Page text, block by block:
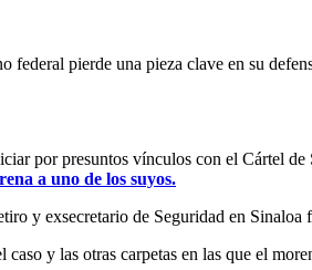
pierde una pieza clave en su
por presuntos vínculos con el Cártel
a uno de los suyos.
y exsecretario de Seguridad en Sinaloa
y las otras carpetas en las que el